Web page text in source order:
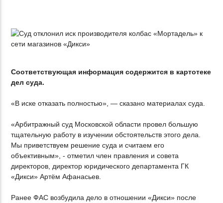
Соответствующая информация содержится в картотеке
дел суда.
«В иске отказать полностью», — сказано материалах суда.
«Арбитражный суд Московской области провел большую
тщательную работу в изучении обстоятельств этого дела.
Мы приветствуем решение суда и считаем его
объективным», - отметил член правления и совета
директоров, директор юридического департамента ГК
«Дикси» Артём Афанасьев.
Ранее ФАС возбудила дело в отношении «Дикси» после